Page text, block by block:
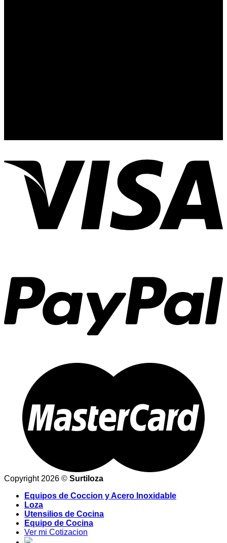
Copyright 2026 © Surtiloza
Equipos de Coccion y Acero Inoxidable
Loza
Utensilios de Cocina
Equipo de Cocina
Ver mi Cotizacion